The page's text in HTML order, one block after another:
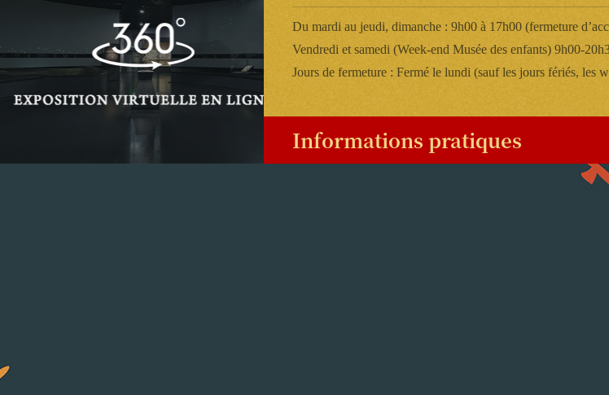
Du mardi au jeudi, dimanche : 9h00 à 17h00 (fermeture
Vendredi et samedi (Week-end Musée des enfants) 9h00-
Jours de fermeture : Fermé le lundi (sauf les jours fériés, les
Informations pratiques